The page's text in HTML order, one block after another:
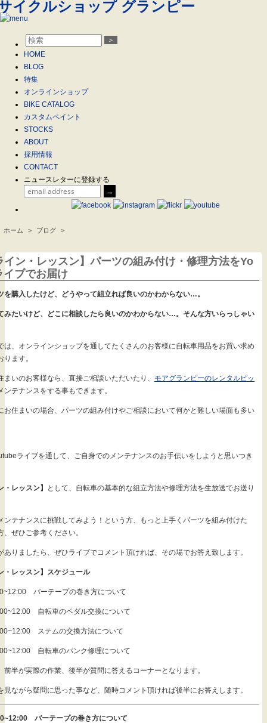
＞
HOME
BLOG
特集
オンラインショップ
BIKE CATALOG
カスタムペイント
STOCKS
ABOUT
採用情報
CONTACT
ニュースレターに登録する
ホーム > ブログ >
イン・レッスン】パーツの組み付け・修理方法をYo
イブでお届け
を購入したけど、どうやって組立れば良いのかわからない…。
みたいけど、どこに相談したら良いのかわからない…。そんな方いらっしゃい
は、オンラインショップを通してたくさんのお客様に自転車用品をお買い求め
ます。
まいのお客様なら、直接ご相談いただいたり、 モアグランピーのレンタルピッ
ンテナンスをする事もできます。
お住まいの場合、パーツの組み付けやご相談において何かと難しい場面も多い
ライブを通して、ご自身でのメンテナンスのお手伝いをしようと思いつき
レッスン】 として、自転車の基本的な組立方法や修理方法を生放送でお送り
ンテナンスに挑戦してみよう！という方、もっと上手くパーツを組み付けた
、ぜひご参考ください。
ありましたら、ぜひライブでコメント頂ければ、その場でお答え致します。
・レッスン】スケジュール
バーテープの巻き方について
自転車のペダル交換について
ステムの交換方法について
自転車のパンク修理について
前半が実際の作業、後半が質問に答えるコーナーとなります。
見ながら疑問に思った事など、随時コメント頂ければ後半にお答えします。
バーテープの巻き方について